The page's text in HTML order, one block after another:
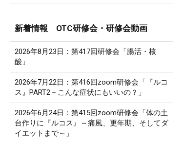
新着情報 OTC研修会・研修会動画
2026年8月23日：第417回研修会「腸活・核
酸」
2026年7月22日：第416回zoom研修会「『ルコ
ス』PART2－こんな症状にもいいの？」
2026年6月24日：第415回zoom研修会「体の土
台作りに『ルコス』～痛風、更年期、そしてダ
イエットまで～」